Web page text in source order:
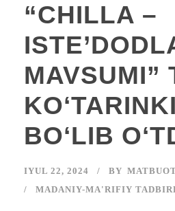
“CHILLA –
MAVSUMI”
BOʻLIB
IYUL 22, 2024 BY
MADANIY-MA'RIFIY